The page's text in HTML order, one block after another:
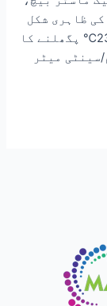
ظاہری شکل
گہرے نیلے ذرات پگھلنے کا نقطہ 220~230℃ پگھلنے کا
10 منٹ کثافت 1.3 گرام/سینٹی میٹر